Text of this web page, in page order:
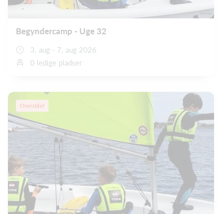
Begyndercamp - Uge 32
3. aug - 7. aug 2026
0 ledige pladser
Overstået